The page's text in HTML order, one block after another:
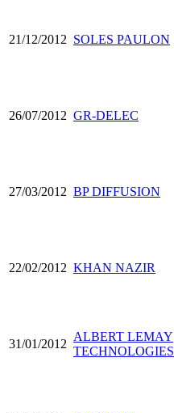
21/12/2012 SOLES PAULON
26/07/2012 GR-DELEC
27/03/2012 BP DIFFUSION
22/02/2012 KHAN NAZIR
31/01/2012
ALBERT LEMAY
TECHNOLOGIES